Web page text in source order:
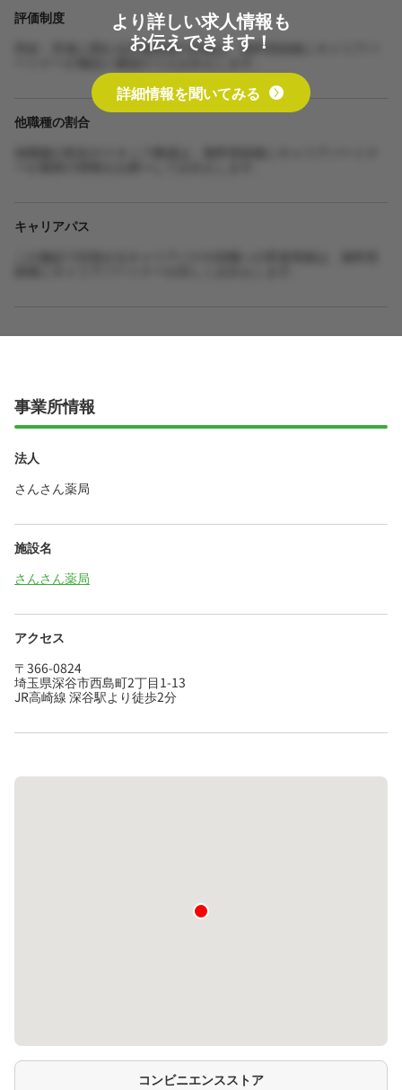
評価制度
昇給・昇進に関わる評価制度の詳細は、無料登録後にキャリアパ
他職種の割合
キャリアパス
より詳しい求人情報も
お伝えできます！
詳細情報を聞いてみる
事業所情報
法人
さんさん薬局
施設名
さんさん薬局
アクセス
〒366-0824
埼玉県深谷市西島町2丁目1-13
JR高崎線 深谷駅より徒歩2分
コンビニエンスストア